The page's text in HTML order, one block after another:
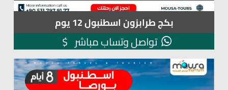
بكج طرابزون اسطنبول 12 يوم
تواصل وتساب مباشر $